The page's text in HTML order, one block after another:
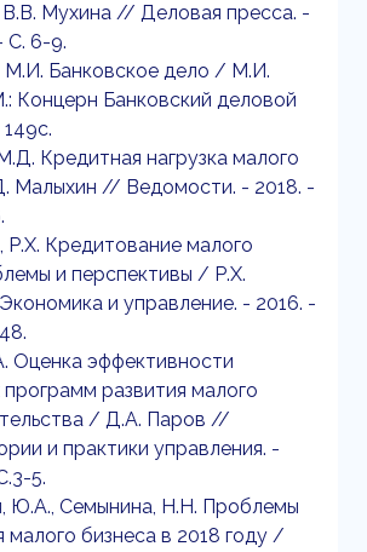
Мухина // Деловая пресса. -
С. 6-9.
М.И. Банковское дело / М.И.
Концерн Банковский деловой
Кредитная нагрузка малого
Малыхин // Ведомости. - 2018. -
Р.Х. Кредитование малого
и перспективы / Р.Х.
и управление. - 2016. -
Оценка эффективности
программ развития малого
/ Д.А. Паров //
и практики управления. -
5.
Ю.А., Семынина, Н.Н. Проблемы
малого бизнеса в 2018 году /